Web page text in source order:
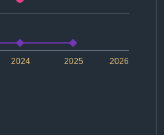
2024 2026
2025